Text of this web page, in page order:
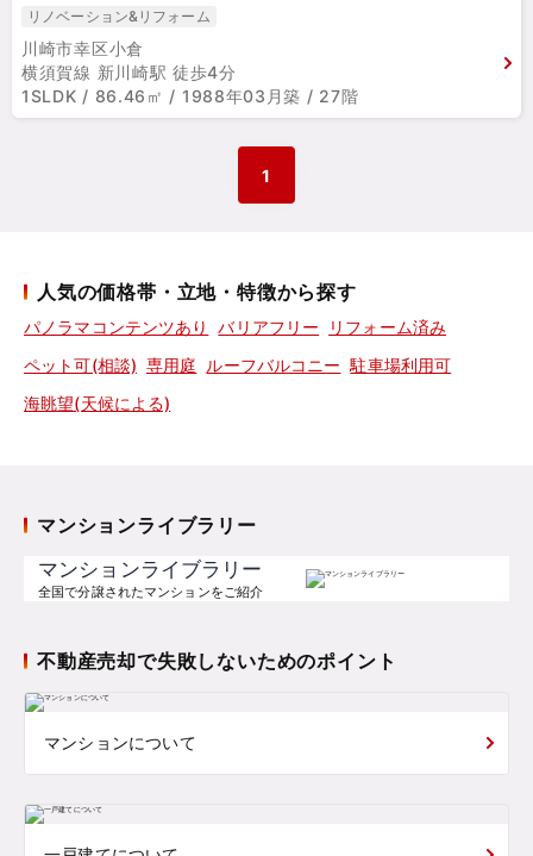
リノベーション&リフォーム
川崎市幸区小倉
横須賀線 新川崎駅 徒歩4分
1SLDK / 86.46㎡ / 1988年03月築 / 27階
1
人気の価格帯・立地・特徴から探す
パノラマコンテンツあり バリアフリー
リフォーム済み
ペット可(相談) 専用庭 ルーフバルコニー 駐車場利用可
海眺望(天候による)
マンションライブラリー
マンションライブラリー
全国で分譲されたマンションをご紹介
不動産売却で失敗しないためのポイント
マンションについて